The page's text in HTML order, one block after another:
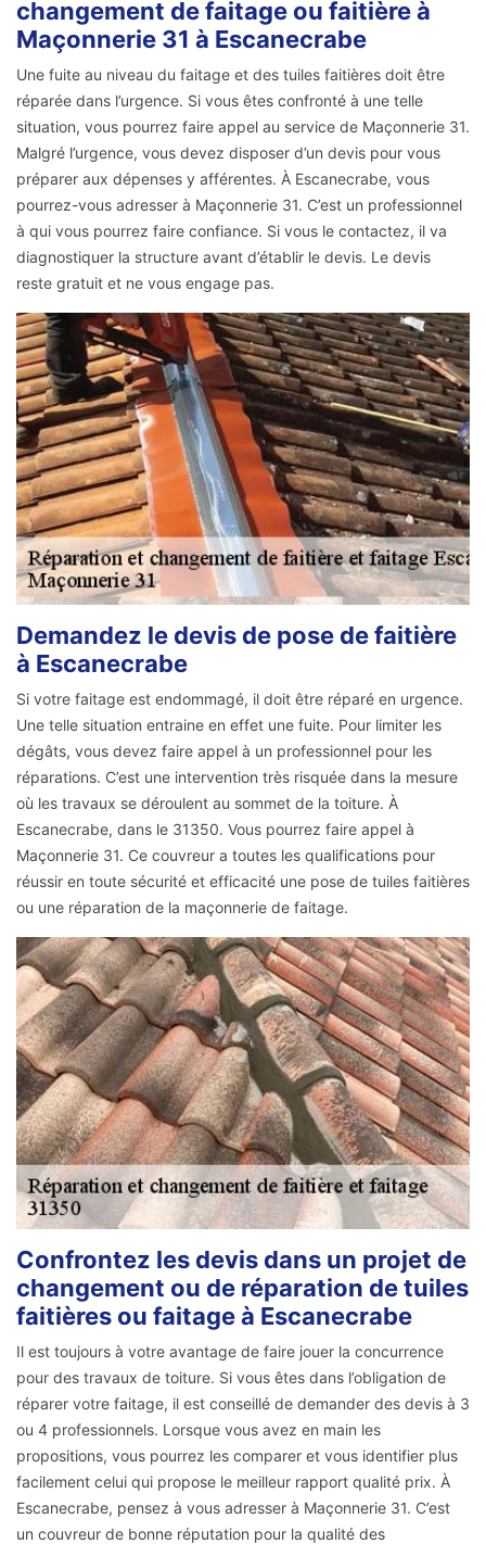
changement de faitage ou faitière à
Maçonnerie 31 à Escanecrabe
Une fuite au niveau du faitage et des tuiles faitières doit être
réparée dans l’urgence. Si vous êtes confronté à une telle
situation, vous pourrez faire appel au service de Maçonnerie 31.
Malgré l’urgence, vous devez disposer d’un devis pour vous
préparer aux dépenses y afférentes. À Escanecrabe, vous
pourrez-vous adresser à Maçonnerie 31. C’est un professionnel
à qui vous pourrez faire confiance. Si vous le contactez, il va
diagnostiquer la structure avant d’établir le devis. Le devis
reste gratuit et ne vous engage pas.
Demandez le devis de pose de faitière
à Escanecrabe
Si votre faitage est endommagé, il doit être réparé en urgence.
Une telle situation entraine en effet une fuite. Pour limiter les
dégâts, vous devez faire appel à un professionnel pour les
réparations. C’est une intervention très risquée dans la mesure
où les travaux se déroulent au sommet de la toiture. À
Escanecrabe, dans le 31350. Vous pourrez faire appel à
Maçonnerie 31. Ce couvreur a toutes les qualifications pour
réussir en toute sécurité et efficacité une pose de tuiles faitières
ou une réparation de la maçonnerie de faitage.
Confrontez les devis dans un projet de
changement ou de réparation de tuiles
faitières ou faitage à Escanecrabe
Il est toujours à votre avantage de faire jouer la concurrence
pour des travaux de toiture. Si vous êtes dans l’obligation de
réparer votre faitage, il est conseillé de demander des devis à 3
ou 4 professionnels. Lorsque vous avez en main les
propositions, vous pourrez les comparer et vous identifier plus
facilement celui qui propose le meilleur rapport qualité prix. À
Escanecrabe, pensez à vous adresser à Maçonnerie 31. C’est
un couvreur de bonne réputation pour la qualité des